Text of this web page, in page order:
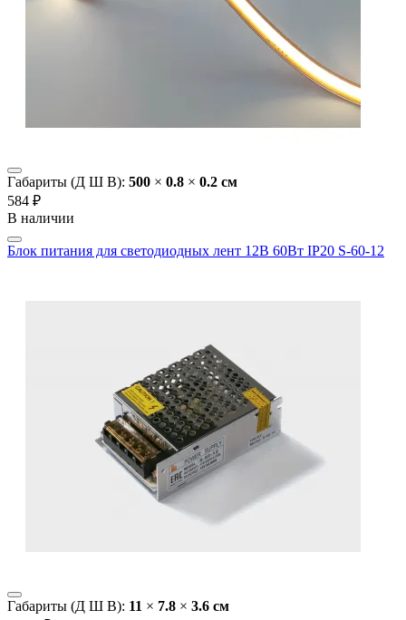
Габариты (Д Ш В): 500 × 0.8 × 0.2 cм
584 ₽
В наличии
Блок питания для светодиодных лент 12В 60Вт IP20 S-60-12
Габариты (Д Ш В): 11 × 7.8 × 3.6 cм